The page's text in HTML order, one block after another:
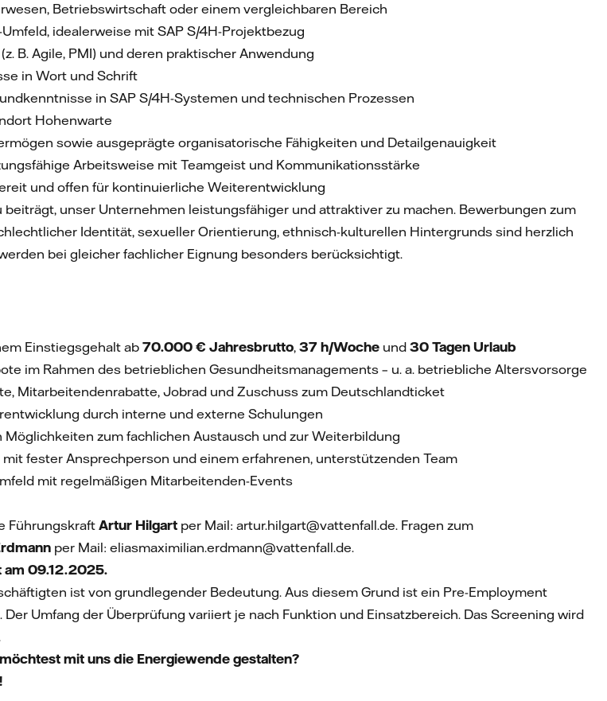
Betriebswirtschaft oder einem vergleichbaren Bereich
idealerweise mit SAP S/4H-Projektbezug
B. Agile, PMI) und deren praktischer Anwendung
in Wort und Schrift
in SAP S/4H-Systemen und technischen Prozessen
Hohenwarte
sowie ausgeprägte organisatorische Fähigkeiten und Detailgenauigkeit
Arbeitsweise mit Teamgeist und Kommunikationsstärke
und offen für kontinuierliche Weiterentwicklung
unser Unternehmen leistungsfähiger und attraktiver zu machen. Bewerbungen zum
Identität, sexueller Orientierung, ethnisch-kulturellen Hintergrunds sind herzlich
bei gleicher fachlicher Eignung besonders berücksichtigt.
Einstiegsgehalt ab70.000 € Jahresbrutto,37 h/Woche und30 Tagen Urlaub
im Rahmen des betrieblichen Gesundheitsmanagements – u. a. betriebliche Altersvorsorge
Mitarbeitendenrabatte, Jobrad und Zuschuss zum Deutschlandticket
durch interne und externe Schulungen
zum fachlichen Austausch und zur Weiterbildung
fester Ansprechperson und einem erfahrenen, unterstützenden Team
mit regelmäßigen Mitarbeitenden-Events
FührungskraftArtur Hilgart per Mail: artur.hilgart@vattenfall.de. Fragen zum
per Mail: eliasmaximilian.erdmann@vattenfall.de.
am 09.12.2025.
ist von grundlegender Bedeutung. Aus diesem Grund ist ein Pre-Employment
Umfang der Überprüfung variiert je nach Funktion und Einsatzbereich. Das Screening wird
mit uns die Energiewende gestalten?